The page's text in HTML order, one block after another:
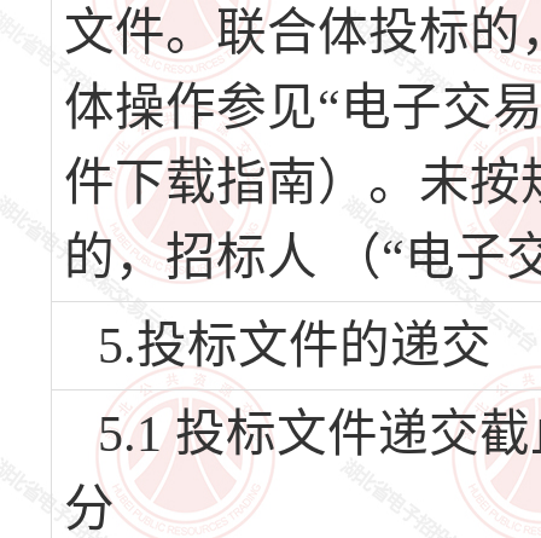
文件。联合体投标
体操作参见“电子交
件下载指南）。未按
的，招标人 （“电子
5.投标文件的递交
5.1 投标文件递交
分